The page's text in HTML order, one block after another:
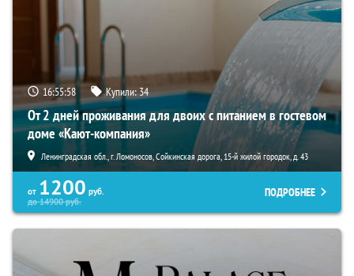
16:55:57 Купили:34
От 2 дней проживания для двоих с питанием в гостевом
доме «Кают-компания»
Ленинградская обл., г. Ломоносов, Сойкинская дорога, 15-й жилой городок, д. 43
от 1200 руб.
до14900руб.
ПОДРОБНЕЕ